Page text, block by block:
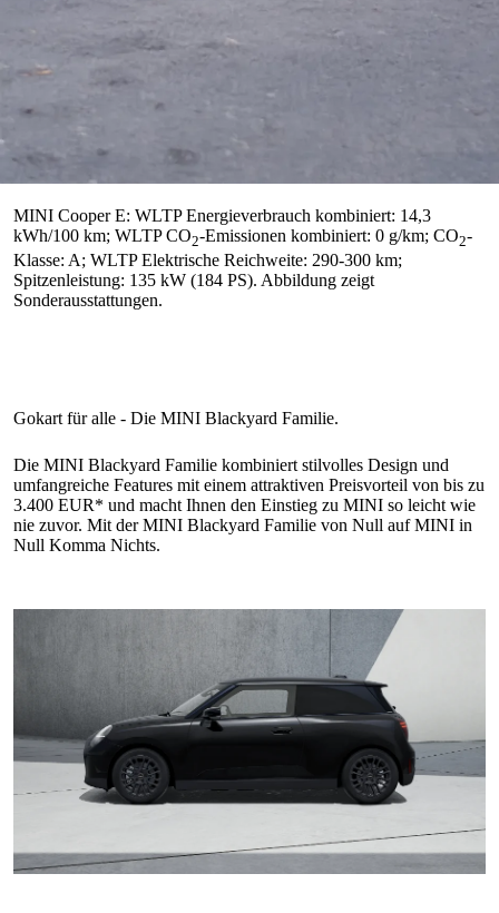
MINI Cooper E: WLTP Energieverbrauch kombiniert: 14,3
kWh/100 km; WLTP CO2-Emissionen kombiniert: 0 g/km; CO2-
Klasse: A; WLTP Elektrische Reichweite: 290-300 km;
Spitzenleistung: 135 kW (184 PS). Abbildung zeigt
Sonderausstattungen.
Die MINI Blackyard Familie kombiniert stilvolles Design und
umfangreiche Features mit einem attraktiven Preisvorteil von bis zu
3.400 EUR* und macht Ihnen den Einstieg zu MINI so leicht wie
nie zuvor. Mit der MINI Blackyard Familie von Null auf MINI in
Null Komma Nichts.